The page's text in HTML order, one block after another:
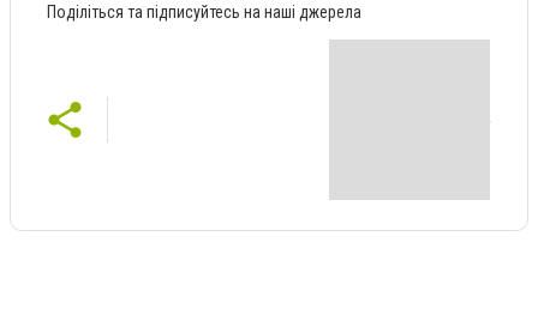
Поділіться та підписуйтесь на наші джерела